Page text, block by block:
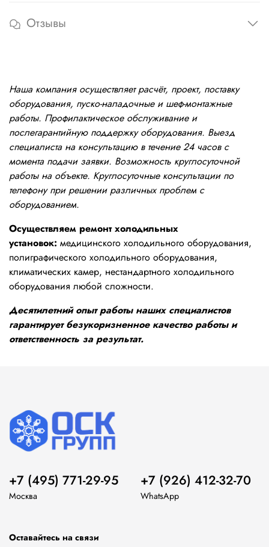
Отзывы
Наша компания осуществляет расчёт, проект, поставку
оборудования, пуско-наладочные и шеф-монтажные
работы. Профилактическое обслуживание и
послегарантийную поддержку оборудования. Выезд
специалиста на консультацию в течение 24 часов с
момента подачи заявки. Возможность круглосуточной
работы на объекте. Круглосуточные консультации по
телефону при решении различных проблем с
оборудованием.
Осуществляем ремонт холодильных
установок: медицинского холодильного оборудования,
полиграфического холодильного оборудования,
климатических камер, нестандартного холодильного
оборудования любой сложности.
Десятилетний опыт работы наших специалистов
гарантирует безукоризненное качество работы и
ответственность за результат.
+7 (495) 771-29-95
Москва
+7 (926) 412-32-70
WhatsApp
Оставайтесь на связи